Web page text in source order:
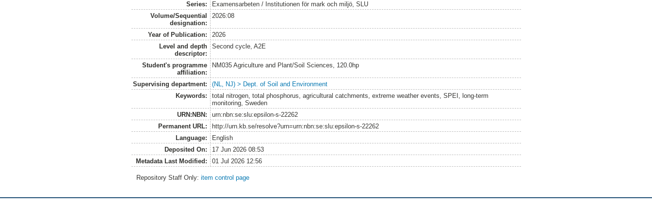
Series:
Examensarbeten / Institutionen för mark och miljö, SLU
Volume/Sequential
designation:
2026:08
Year of Publication:
2026
Level and depth
descriptor:
Second cycle, A2E
Student's programme
affiliation:
NM035 Agriculture and Plant/Soil Sciences, 120.0hp
Supervising department:
(NL, NJ) > Dept. of Soil and Environment
Keywords:
total nitrogen, total phosphorus, agricultural catchments, extreme weather events, SPEI, long-term
monitoring, Sweden
URN:NBN:
urn:nbn:se:slu:epsilon-s-22262
Permanent URL:
http://urn.kb.se/resolve?urn=urn:nbn:se:slu:epsilon-s-22262
Language:
English
Deposited On:
17 Jun 2026 08:53
Metadata Last Modified:
01 Jul 2026 12:56
Repository Staff Only:item control page